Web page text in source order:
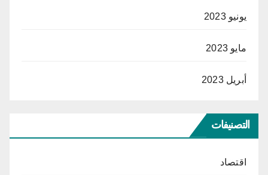
يونيو 2023
مايو 2023
أبريل 2023
التصنيفات
اقتصاد